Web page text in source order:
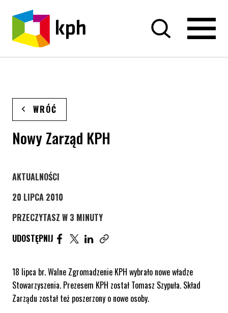
PRZEJDŹ DO TREŚCI
WRÓĆ
Nowy Zarząd KPH
STRONA KATEGORII WPISÓW
AKTUALNOŚCI
20 LIPCA 2010
PRZECZYTASZ W 3 MINUTY
UDOSTĘPNIJ
UDOSTĘPNIJ ARTYKUŁ NA FACEBOOK. STRONA
UDOSTĘPNIJ ARTYKUŁ NA TWITTER.
UDOSTĘPNIJ ARTYKUŁ NA LINKEDIN.
18 lipca br. Walne Zgromadzenie KPH wybrało nowe władze
Stowarzyszenia. Prezesem KPH został Tomasz Szypuła. Skład
Zarządu został też poszerzony o nowe osoby.